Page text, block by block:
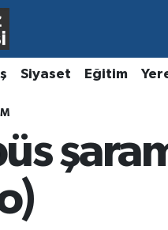
Siyaset Eğitim
Fikstür